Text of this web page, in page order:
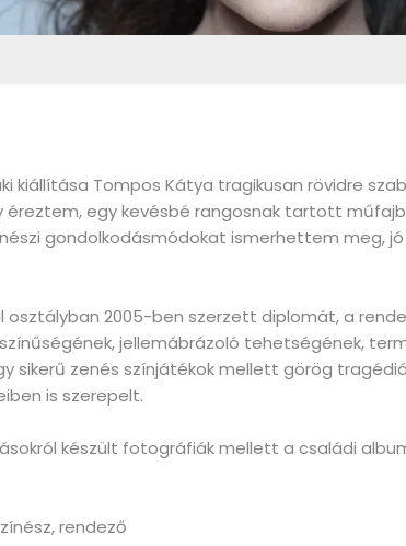
kiállítása Tompos Kátya tragikusan rövidre
egy kevésbé rangosnak tartott
gondolkodásmódokat ismerhettem meg,
2005-ben szerzett diplomát, a
jellemábrázoló tehetségének,
sikerű zenés színjátékok mellett görög
is szerepelt.
készült fotográfiák mellett a családi
rendező